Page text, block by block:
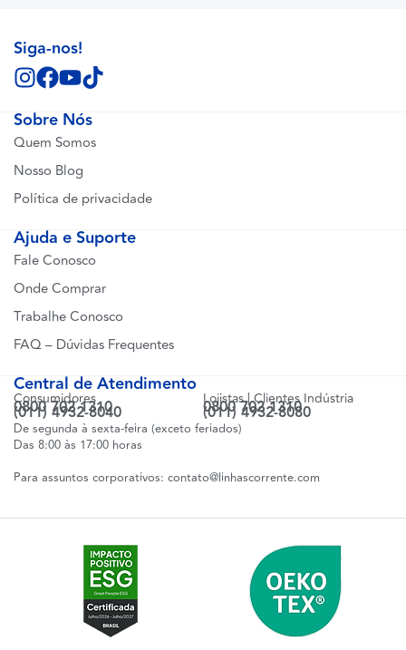
Sobre Nós
Quem Somos
Nosso Blog
Política de privacidade
Ajuda e Suporte
Fale Conosco
Onde Comprar
Trabalhe Conosco
FAQ – Dúvidas Frequentes
Central de Atendimento
Consumidores
0800 702 1310
(011) 4932-8040
Lojistas | Clientes Indústria
0800 702 1310
(011) 4932-8080
De segunda à sexta-feira (exceto feriados)
Das 8:00 às 17:00 horas
Para assuntos corporativos: contato@linhascorrente.com
Siga-nos!